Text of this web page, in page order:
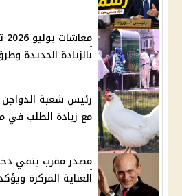
بالزيادة الجديدة
رئيس شعبة الدواجن
مع زيادة الطلب في
مصدر مقرب ينفي
العناية المركزة